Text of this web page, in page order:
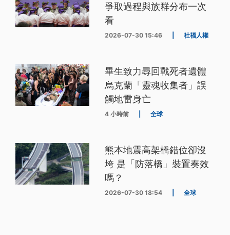
爭取過程與族群分布一次
看
2026-07-30 15:46 社福人權
畢生致力尋回戰死者遺體
烏克蘭「靈魂收集者」誤
觸地雷身亡
4 小時前 全球
熊本地震高架橋錯位卻沒
垮 是「防落橋」裝置奏效
嗎？
2026-07-30 18:54 全球